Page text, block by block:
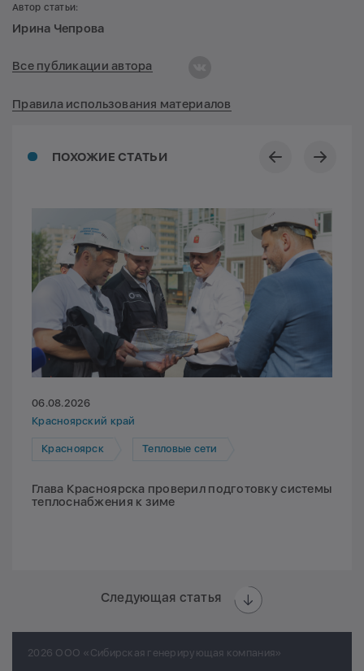
ПОХОЖИЕ СТАТЬИ
06.08.2026
Красноярский край
Красноярск Тепловые сети
Глава Красноярска проверил подготовку системы
теплоснабжения к зиме
Следующая статья
Автор статьи:
Ирина Чепрова
Все публикации автора
Правила использования материалов
2026 ООО «Сибирская генерирующая компания»